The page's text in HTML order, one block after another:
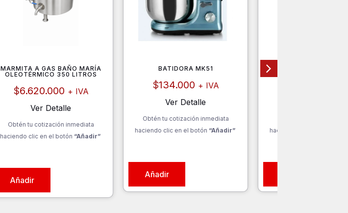
MARMITA A GAS BAÑO MARÍA
OLEOTÉRMICO 350 LITROS
$6.620.000 + IVA
Ver Detalle
Obtén tu cotización inmediata
haciendo clic en el botón “Añadir”
Añadir
BATIDORA MK51
$134.000 + IVA
Ver Detalle
Obtén tu cotización inmediata
haciendo clic en el botón “Añadir”
Añadir
haciendo clic en el botón